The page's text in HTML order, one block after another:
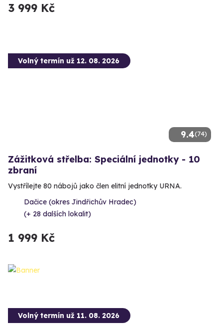
3 999 Kč
9.4(74)
Volný termín už 12. 08. 2026
Zážitková střelba: Speciální jednotky - 10
zbraní
Vystřílejte 80 nábojů jako člen elitní jednotky URNA.
Dačice (okres Jindřichův Hradec)
(+ 28 dalších lokalit)
1 999 Kč
Volný termín už 11. 08. 2026